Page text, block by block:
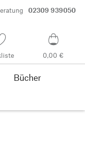
02309 939050
0,00 €
Bücher